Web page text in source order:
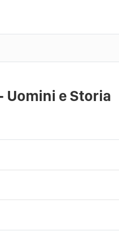
e Storia